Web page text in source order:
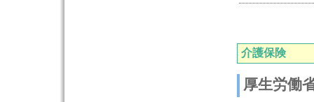
介護保険
厚生労働